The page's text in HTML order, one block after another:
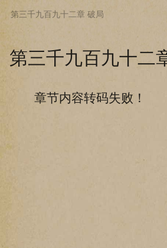
第三千九百九十二
章节内容转码失败！
第三千九百九十二章 破局